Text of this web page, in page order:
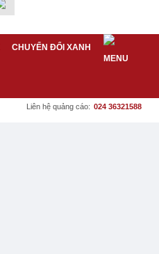
CHUYỂN ĐỔI XANH
Liên hệ quảng cáo: 024 36321588